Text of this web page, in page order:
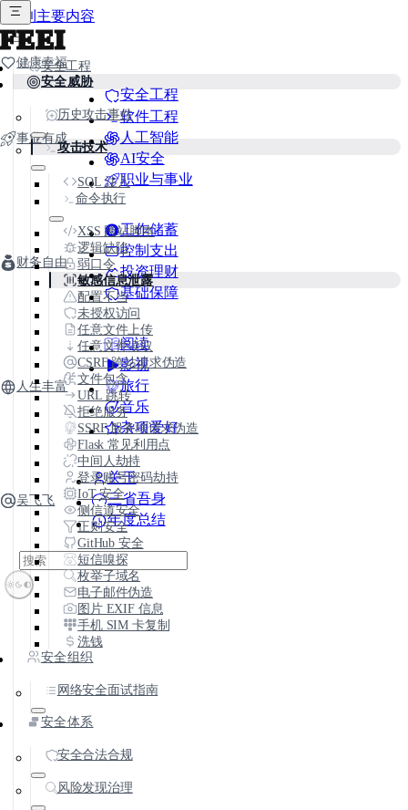
跳到主要内容
FEEI
健康幸福
事业有成
安全工程
软件工程
人工智能
AI安全
职业与事业
财务自由
工作储蓄
控制支出
投资理财
基础保障
人生丰富
阅读
影视
旅行
音乐
杂项爱好
吴飞飞
关于
三省吾身
年度总结
安全工程
安全威胁
历史攻击事件
攻击技术
SQL 注入
命令执行
XSS 跨站脚本
逻辑缺陷
弱口令
敏感信息泄露
配置不当
未授权访问
任意文件上传
任意文件读取
CSRF 跨站请求伪造
文件包含
URL 跳转
拒绝服务
SSRF 服务端请求伪造
Flask 常见利用点
中间人劫持
登录账号密码劫持
IoT 安全
侧信道安全
正则安全
GitHub 安全
短信嗅探
枚举子域名
电子邮件伪造
图片 EXIF 信息
手机 SIM 卡复制
洗钱
安全组织
网络安全面试指南
安全体系
安全合法合规
风险发现治理